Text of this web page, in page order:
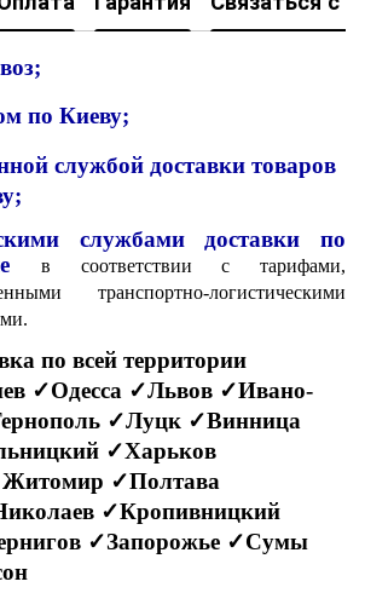
по Киеву;
службой доставки товаров
службами доставки по
в соответствии с тарифами,
транспортно-логистическими
по всей территории
✓Одесса ✓Львов ✓Ивано-
✓Луцк ✓Винница
✓Харьков
✓Полтава
✓Кропивницкий
✓Запорожье ✓Сумы